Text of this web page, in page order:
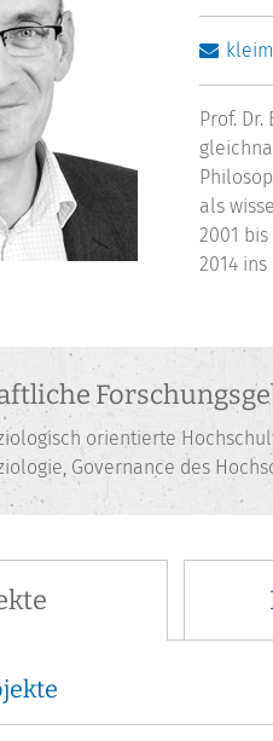
Prof.
als
2001
2014
orientierte
Governance des